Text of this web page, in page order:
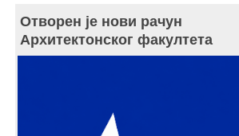
Отворен је нови рачун
Архитектонског факултета